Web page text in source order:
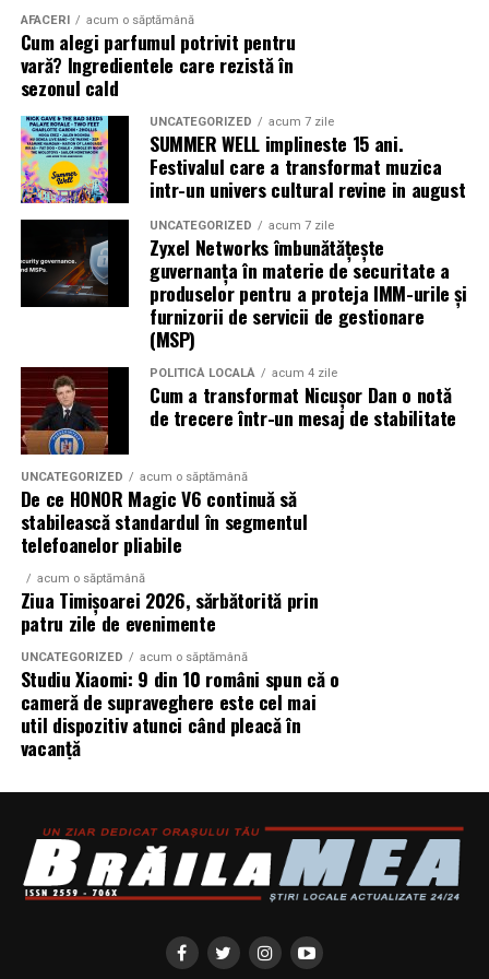
AFACERI acum o săptămână
Cum alegi parfumul potrivit pentru
vară? Ingredientele care rezistă în
sezonul cald
UNCATEGORIZED acum 7 zile
SUMMER WELL implineste 15 ani.
Festivalul care a transformat muzica
intr-un univers cultural revine in august
UNCATEGORIZED acum 7 zile
Zyxel Networks îmbunătățește
guvernanța în materie de securitate a
produselor pentru a proteja IMM-urile și
furnizorii de servicii de gestionare
(MSP)
POLITICĂ LOCALĂ acum 4 zile
Cum a transformat Nicușor Dan o notă
de trecere într-un mesaj de stabilitate
UNCATEGORIZED acum o săptămână
De ce HONOR Magic V6 continuă să
stabilească standardul în segmentul
telefoanelor pliabile
acum o săptămână
Ziua Timișoarei 2026, sărbătorită prin
patru zile de evenimente
UNCATEGORIZED acum o săptămână
Studiu Xiaomi: 9 din 10 români spun că o
cameră de supraveghere este cel mai
util dispozitiv atunci când pleacă în
vacanță